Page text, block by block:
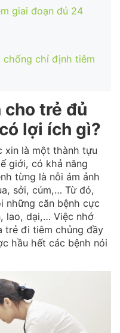
giai đoạn đủ 24
chỉ định tiêm
trẻ đủ
lợi ích gì?
xin là một thành tựu
giới, có khả năng
từng là nỗi ám ảnh
sởi, cúm,… Từ đó,
những căn bệnh cực
lao, dại,… Việc nhớ
trẻ đi tiêm chủng đầy
hầu hết các bệnh nói